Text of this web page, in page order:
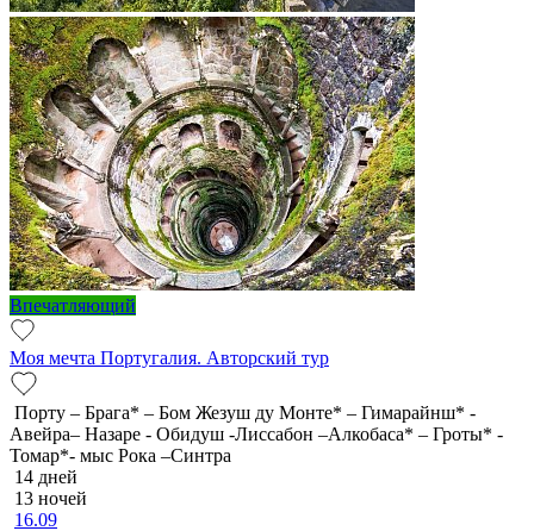
Впечатляющий
Моя мечта Португалия. Авторский тур
Порту – Брага* – Бом Жезуш ду Монте* – Гимарайнш* -
Авейра– Назаре - Обидуш -Лиссабон –Алкобаса* – Гроты* -
Томар*- мыс Рока –Синтра
14 дней
13 ночей
16.09